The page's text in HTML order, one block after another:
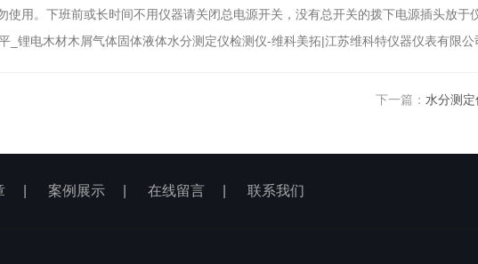
用。下班前或长时间不用仪器请关闭总电源开关，没有总开关的拨下电源插头放于
锂电木材木屑气体固体液体水分测定仪检测仪-维科美拓|江苏维科特仪器仪表有限公
下一篇： 水分测
案例展示 在线留言 联系我们